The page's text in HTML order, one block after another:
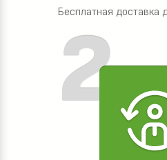
Бесплатная доставка